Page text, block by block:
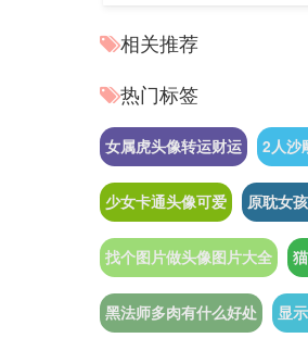
相关推荐
热门标签
女属虎头像转运财运 2人沙
少女卡通头像可爱 原耽女
找个图片做头像图片大全
黑法师多肉有什么好处 显